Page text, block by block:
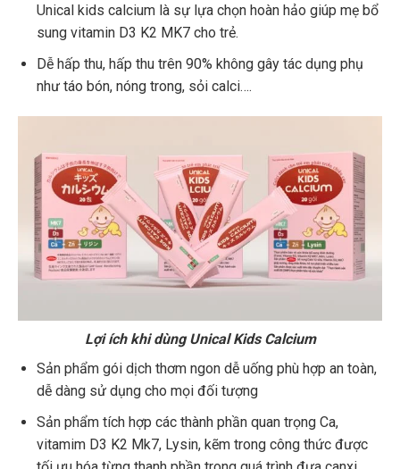
Unical kids calcium là sự lựa chọn hoàn hảo giúp mẹ bổ
sung vitamin D3 K2 MK7 cho trẻ.
Dễ hấp thu, hấp thu trên 90% không gây tác dụng phụ
như táo bón, nóng trong, sỏi calci….
Lợi ích khi dùng Unical Kids Calcium
Sản phẩm gói dịch thơm ngon dễ uống phù hợp an toàn,
dễ dàng sử dụng cho mọi đối tượng
Sản phẩm tích hợp các thành phần quan trọng Ca,
vitamim D3 K2 Mk7, Lysin, kẽm trong công thức được